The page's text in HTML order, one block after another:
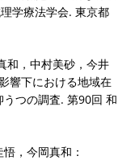
学療法学会. 東京都
和，中村美砂，今井
響下における地域在
つの調査. 第90回 和
，今岡真和：